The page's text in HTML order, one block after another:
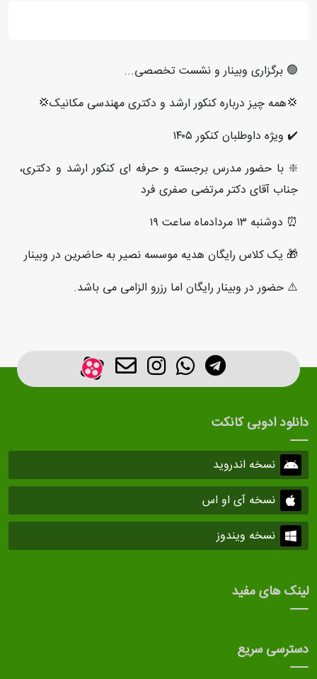
🟢 برگزاری وبینار و نشست تخصصی...
💢همه چيز درباره كنكور ارشد و دكتری مهندسی مکانیک💢
✔️ ویژه داوطلبان کنکور ۱۴۰۵
❇️ با حضور مدرس برجسته و حرفه ای کنکور ارشد و دکتری،
جناب آقای دکتر مرتضی صفری فرد
⏰ دوشنبه ۱۳ مردادماه ساعت ۱۹
🎁 یک کلاس رایگان هدیه موسسه نصیر به حاضرین در وبینار
⚠️ حضور در وبینار رایگان اما رزرو الزامی می باشد.
دانلود ادوبی کانکت
نسخه اندروید
نسخه آی او اس
نسخه ویندوز
لینک های مفید
دسترسی سریع